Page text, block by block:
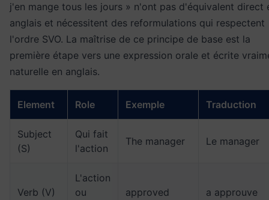
j'en mange tous les jours » n'ont pas d'équivalent direct
anglais et nécessitent des reformulations qui respectent
l'ordre SVO. La maîtrise de ce principe de base est la
première étape vers une expression orale et écrite
naturelle en anglais.
Element Role Exemple Traduction
Subject
(S)
Qui fait
l'action
The manager Le manager
Verb (V)
L'action
ou
approved a approuve